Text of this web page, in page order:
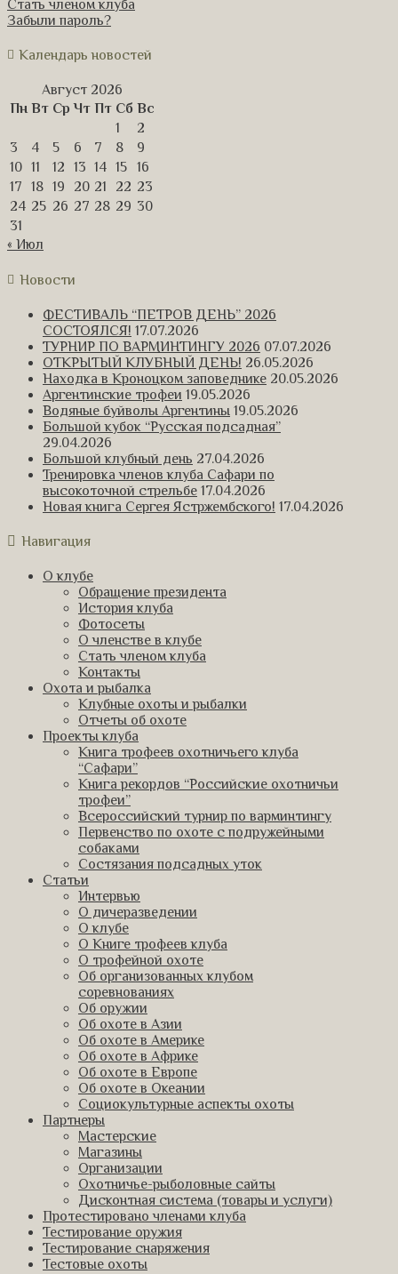
Стать членом клуба
Забыли пароль?
Календарь новостей
Август 2026
Пн Вт Ср Чт Пт Сб Вс
1
2
3
4 5 6 7 8
9
10 11 12 13 14 15
16
17
18 19 20 21 22 23
24 25 26 27 28 29 30
31
« Июл
Новости
ФЕСТИВАЛЬ “ПЕТРОВ ДЕНЬ” 2026
СОСТОЯЛСЯ! 17.07.2026
ТУРНИР ПО ВАРМИНТИНГУ 2026 07.07.2026
ОТКРЫТЫЙ КЛУБНЫЙ ДЕНЬ! 26.05.2026
Находка в Кроноцком заповеднике 20.05.2026
Аргентинские трофеи 19.05.2026
Водяные буйволы Аргентины 19.05.2026
Большой кубок “Русская подсадная”
29.04.2026
Большой клубный день 27.04.2026
Тренировка членов клуба Сафари по
высокоточной стрельбе 17.04.2026
Новая книга Сергея Ястржембского! 17.04.2026
Навигация
О клубе
Обращение президента
История клуба
Фотосеты
О членстве в клубе
Стать членом клуба
Контакты
Охота и рыбалка
Клубные охоты и рыбалки
Отчеты об охоте
Проекты клуба
Книга трофеев охотничьего клуба
“Сафари”
Книга рекордов “Российские охотничьи
трофеи”
Всероссийский турнир по варминтингу
Первенство по охоте с подружейными
собаками
Состязания подсадных уток
Статьи
Интервью
О дичеразведении
О клубе
О Книге трофеев клуба
О трофейной охоте
Об организованных клубом
соревнованиях
Об оружии
Об охоте в Азии
Об охоте в Америке
Об охоте в Африке
Об охоте в Европе
Об охоте в Океании
Социокультурные аспекты охоты
Партнеры
Мастерские
Магазины
Организации
Охотничье-рыболовные сайты
Дисконтная система (товары и услуги)
Протестировано членами клуба
Тестирование оружия
Тестирование снаряжения
Тестовые охоты